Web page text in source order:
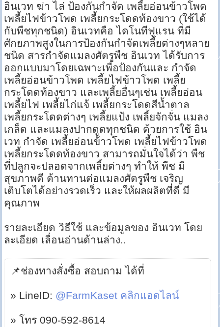
อินเวท ฆ่า ไล่ ป้องกันกำจัด เพลี้ยอ่อนข้าวโพด
เพลี้ยไฟข้าวโพด เพลี้ยกระโดดท้องขาว (ใช้ได้
กับพืชทุกชนิด) อินเวทคือ ไดโนทีฟูแรน ที่มี
ศักยภาพสูงในการป้องกันกำจัดเพลี้ยต่างๆหลาย
ชนิด สารกำจัดแมลงศัตรูพืช อินเวท ได้รับการ
ออกแบบมาโดยเฉพาะเพื่อป้องกันและ กำจัด
เพลี้ยอ่อนข้าวโพด เพลี้ยไฟข้าวโพด เพลี้ย
กระโดดท้องขาว และเพลี้ยอื่นๆเช่น เพลี้ยอ่อน
เพลี้ยไฟ เพลี้ยไก่แจ้ เพลี้ยกระโดดสีน้ำตาล
เพลี้ยกระโดดต่างๆ เพลี้ยแป้ง เพลี้ยจักจั่น แมลง
เกล็ด และแมลงปากดูดทุกชนิด ด้วยการใช้ อิน
เวท กำจัด เพลี้ยอ่อนข้าวโพด เพลี้ยไฟข้าวโพด
เพลี้ยกระโดดท้องขาว สามารถมั่นใจได้ว่า พืช
ที่ปลูกจะปลอดจากเพลี้ยต่างๆ ทำให้ พืช มี
สุขภาพดี ต้านทานต่อแมลงศัตรูพืช เจริญ
เติบโตได้อย่างรวดเร็ว และให้ผลผลิตที่ดี มี
คุณภาพ
รายละเอียด วิธีใช้ และข้อมูลของ อินเวท โดย
ละเอียด เลื่อนอ่านด้านล่าง..
📌ช่องทางสั่งซื้อ สอบถาม ได้ที่
» LineID: @FarmKaset คลิกแอดไลน์
» โทร 090-592-8614